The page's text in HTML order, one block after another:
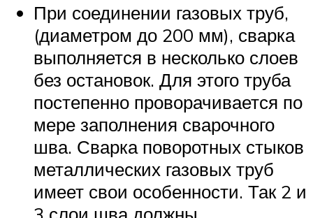
При соединении газовых труб,
(диаметром до 200 мм), сварка
выполняется в несколько слоев
без остановок. Для этого труба
постепенно проворачивается по
мере заполнения сварочного
шва. Сварка поворотных стыков
металлических газовых труб
имеет свои особенности. Так 2 и